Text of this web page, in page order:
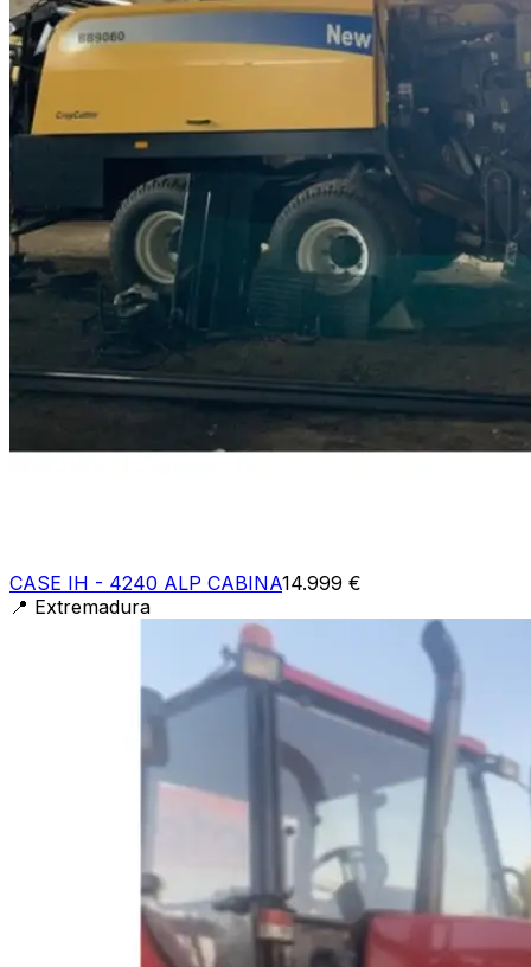
CASE IH - 4240 ALP CABINA14.999 €
📍 Extremadura